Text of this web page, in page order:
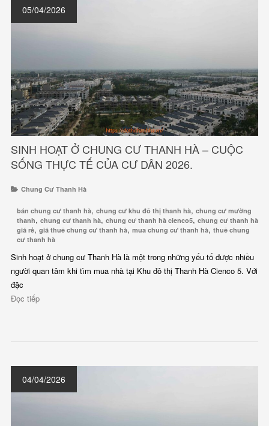
05/04/2026
SINH HOẠT Ở CHUNG CƯ THANH HÀ – CUỘC
SỐNG THỰC TẾ CỦA CƯ DÂN 2026.
Chung Cư Thanh Hà
bán chung cư thanh hà, chung cư khu đô thị thanh hà, chung cư mường
thanh, chung cư thanh hà, chung cư thanh hà cienco5, chung cư thanh hà
giá rẻ, giá thuê chung cư thanh hà, mua chung cư thanh hà, thuê chung
cư thanh hà
Sinh hoạt ở chung cư Thanh Hà là một trong những yếu tố được nhiều
người quan tâm khi tìm mua nhà tại Khu đô thị Thanh Hà Cienco 5. Với
đặc
Đọc tiếp
04/04/2026